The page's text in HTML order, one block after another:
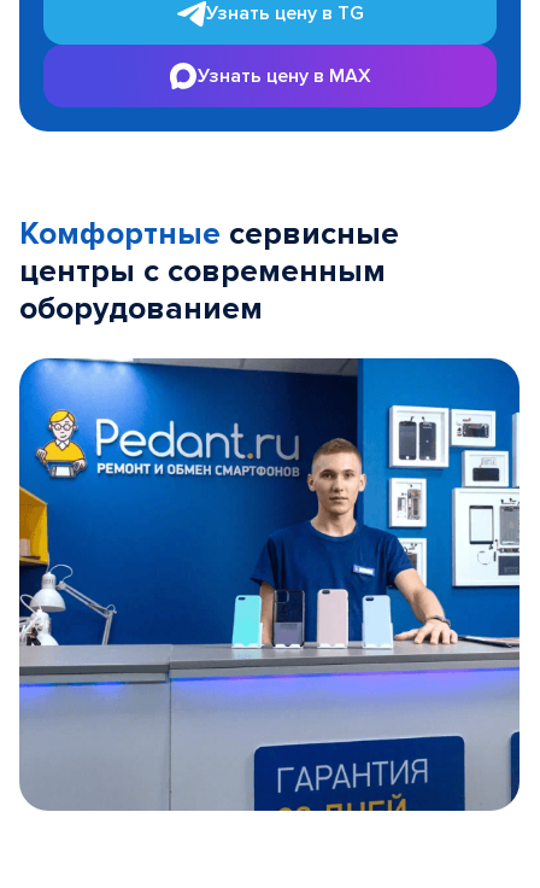
Узнать цену в TG
Узнать цену в MAX
Комфортные сервисные
центры с современным
оборудованием